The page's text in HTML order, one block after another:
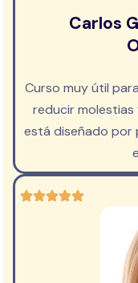
Carlos
Curso muy útil
reducir molestias
está diseñado por